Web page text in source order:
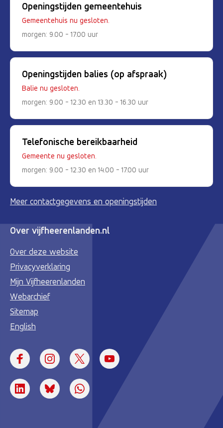
Openingstijden gemeentehuis
Gemeentehuis nu gesloten.
morgen: 9.00 - 17.00 uur
Openingstijden balies (op afspraak)
Balie nu gesloten.
morgen: 9.00 - 12.30 en 13.30 - 16.30 uur
Telefonische bereikbaarheid
Gemeente nu gesloten.
morgen: 9.00 - 12.30 en 14.00 - 17.00 uur
Meer contactgegevens en openingstijden
Over vijfheerenlanden.nl
Over deze website
Privacyverklaring
Mijn Vijfheerenlanden
Webarchief
Sitemap
English